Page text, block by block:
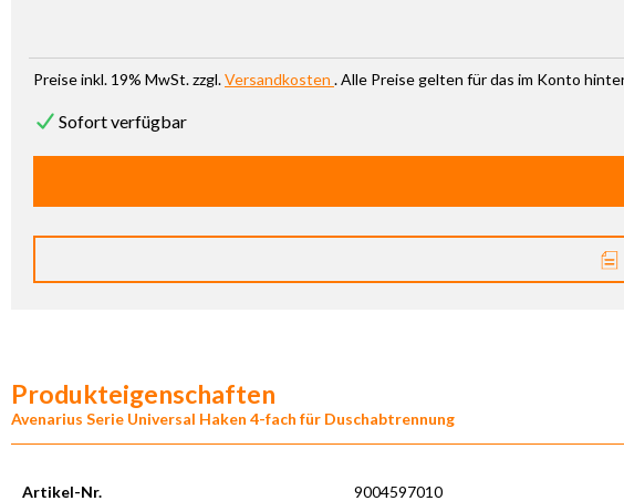
Preise inkl. 19% MwSt. zzgl.Versandkosten . Alle Preise gelten für das im Konto
Sofort verfügbar
Produkteigenschaften
Avenarius Serie Universal Haken 4-fach für Duschabtrennung
Artikel-Nr. 9004597010